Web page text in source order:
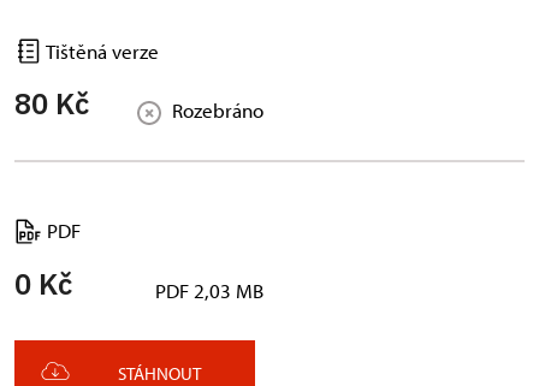
Tištěná verze
80 Kč Rozebráno
PDF
0 Kč PDF 2,03 MB
STÁHNOUT